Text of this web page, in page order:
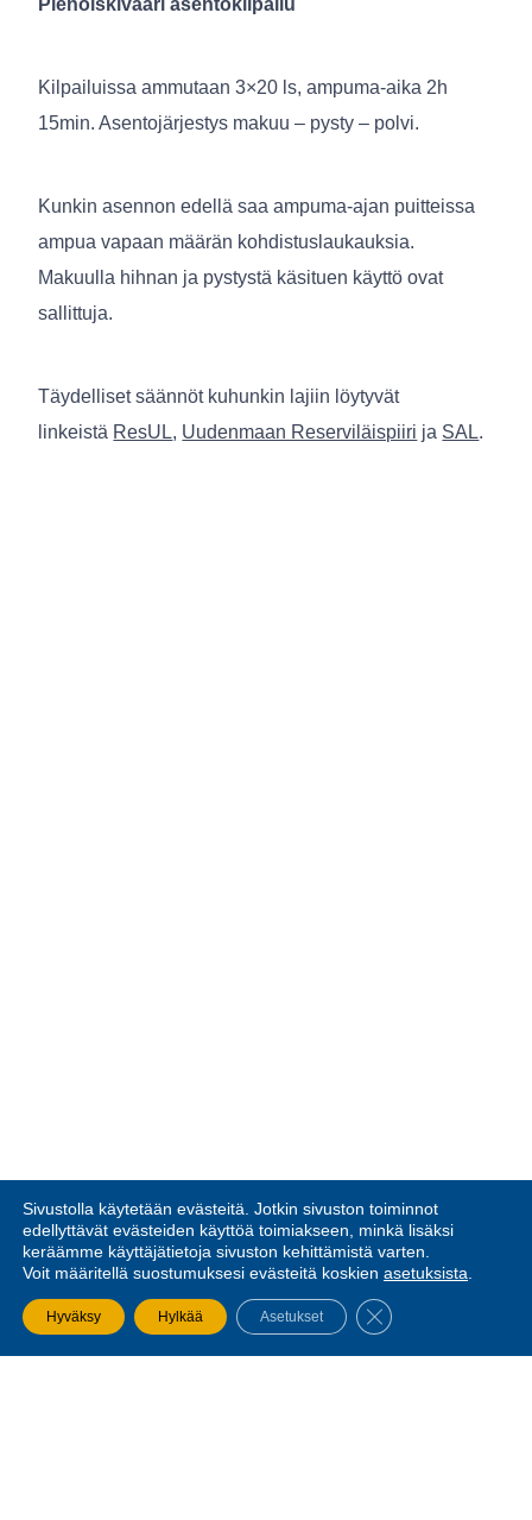
Pienoiskivääri asentokilpailu
Kilpailuissa ammutaan 3×20 ls, ampuma-aika 2h
15min. Asentojärjestys makuu – pysty – polvi.
Kunkin asennon edellä saa ampuma-ajan puitteissa
ampua vapaan määrän kohdistuslaukauksia.
Makuulla hihnan ja pystystä käsituen käyttö ovat
sallittuja.
Täydelliset säännöt kuhunkin lajiin löytyvät
linkeistä ResUL, Uudenmaan Reserviläispiiri ja SAL.
Sivustolla käytetään evästeitä. Jotkin sivuston toiminnot
edellyttävät evästeiden käyttöä toimiakseen, minkä lisäksi
keräämme käyttäjätietoja sivuston kehittämistä varten.
Voit määritellä suostumuksesi evästeitä koskien asetuksista
Hyväksy Hylkää Asetukset SULJE